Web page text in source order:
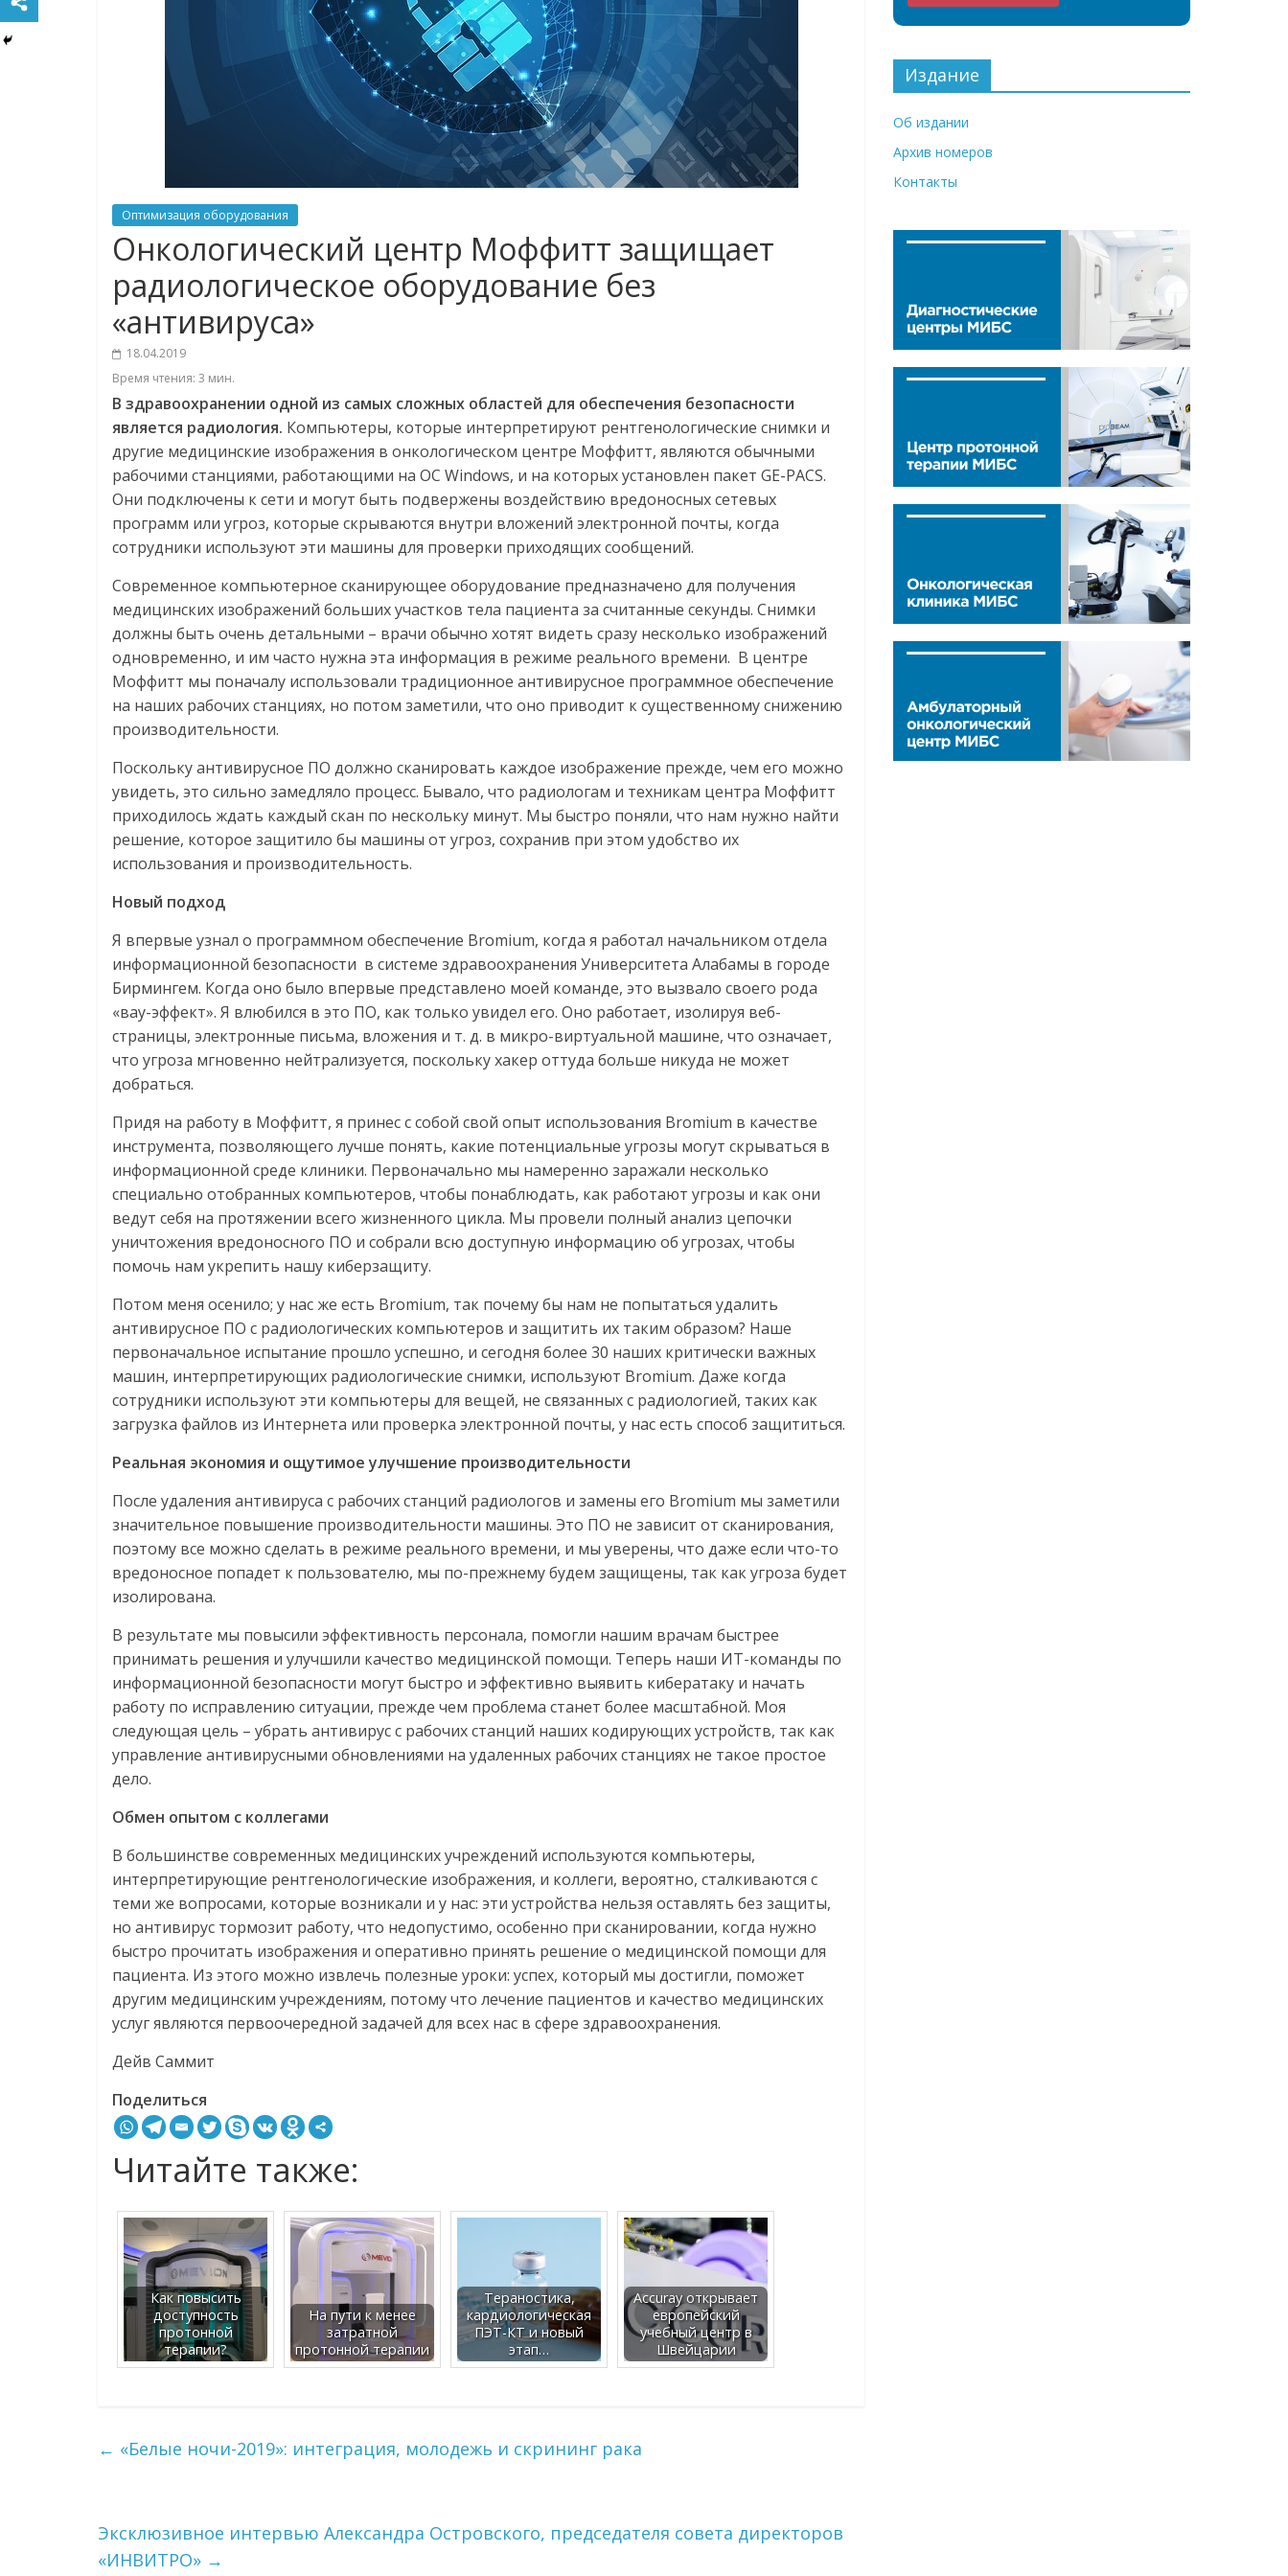
Оптимизация оборудования
Онкологический центр Моффитт защищает
радиологическое оборудование без
«антивируса»
18.04.2019
Время чтения: 3 мин.
В здравоохранении одной из самых сложных областей для обеспечения безопасности
является радиология. Компьютеры, которые интерпретируют рентгенологические снимки и
другие медицинские изображения в онкологическом центре Моффитт, являются обычными
рабочими станциями, работающими на ОС Windows, и на которых установлен пакет GE-PACS.
Они подключены к сети и могут быть подвержены воздействию вредоносных сетевых
программ или угроз, которые скрываются внутри вложений электронной почты, когда
сотрудники используют эти машины для проверки приходящих сообщений.
Современное компьютерное сканирующее оборудование предназначено для получения
медицинских изображений больших участков тела пациента за считанные секунды. Снимки
должны быть очень детальными – врачи обычно хотят видеть сразу несколько изображений
одновременно, и им часто нужна эта информация в режиме реального времени. В центре
Моффитт мы поначалу использовали традиционное антивирусное программное обеспечение
на наших рабочих станциях, но потом заметили, что оно приводит к существенному снижению
производительности.
Поскольку антивирусное ПО должно сканировать каждое изображение прежде, чем его можно
увидеть, это сильно замедляло процесс. Бывало, что радиологам и техникам центра Моффитт
приходилось ждать каждый скан по нескольку минут. Мы быстро поняли, что нам нужно найти
решение, которое защитило бы машины от угроз, сохранив при этом удобство их
использования и производительность.
Новый подход
Я впервые узнал о программном обеспечение Bromium, когда я работал начальником отдела
информационной безопасности в системе здравоохранения Университета Алабамы в городе
Бирмингем. Когда оно было впервые представлено моей команде, это вызвало своего рода
«вау-эффект». Я влюбился в это ПО, как только увидел его. Оно работает, изолируя веб-
страницы, электронные письма, вложения и т. д. в микро-виртуальной машине, что означает,
что угроза мгновенно нейтрализуется, поскольку хакер оттуда больше никуда не может
добраться.
Придя на работу в Моффитт, я принес с собой свой опыт использования Bromium в качестве
инструмента, позволяющего лучше понять, какие потенциальные угрозы могут скрываться в
информационной среде клиники. Первоначально мы намеренно заражали несколько
специально отобранных компьютеров, чтобы понаблюдать, как работают угрозы и как они
ведут себя на протяжении всего жизненного цикла. Мы провели полный анализ цепочки
уничтожения вредоносного ПО и собрали всю доступную информацию об угрозах, чтобы
помочь нам укрепить нашу киберзащиту.
Потом меня осенило; у нас же есть Bromium, так почему бы нам не попытаться удалить
антивирусное ПО с радиологических компьютеров и защитить их таким образом? Наше
первоначальное испытание прошло успешно, и сегодня более 30 наших критически важных
машин, интерпретирующих радиологические снимки, используют Bromium. Даже когда
сотрудники используют эти компьютеры для вещей, не связанных с радиологией, таких как
загрузка файлов из Интернета или проверка электронной почты, у нас есть способ защититься.
Реальная экономия и ощутимое улучшение производительности
После удаления антивируса с рабочих станций радиологов и замены его Bromium мы заметили
значительное повышение производительности машины. Это ПО не зависит от сканирования,
поэтому все можно сделать в режиме реального времени, и мы уверены, что даже если что-то
вредоносное попадет к пользователю, мы по-прежнему будем защищены, так как угроза будет
изолирована.
В результате мы повысили эффективность персонала, помогли нашим врачам быстрее
принимать решения и улучшили качество медицинской помощи. Теперь наши ИТ-команды по
информационной безопасности могут быстро и эффективно выявить кибератаку и начать
работу по исправлению ситуации, прежде чем проблема станет более масштабной. Моя
следующая цель – убрать антивирус с рабочих станций наших кодирующих устройств, так как
управление антивирусными обновлениями на удаленных рабочих станциях не такое простое
дело.
Обмен опытом с коллегами
В большинстве современных медицинских учреждений используются компьютеры,
интерпретирующие рентгенологические изображения, и коллеги, вероятно, сталкиваются с
теми же вопросами, которые возникали и у нас: эти устройства нельзя оставлять без защиты,
но антивирус тормозит работу, что недопустимо, особенно при сканировании, когда нужно
быстро прочитать изображения и оперативно принять решение о медицинской помощи для
пациента. Из этого можно извлечь полезные уроки: успех, который мы достигли, поможет
другим медицинским учреждениям, потому что лечение пациентов и качество медицинских
услуг являются первоочередной задачей для всех нас в сфере здравоохранения.
Дейв Саммит
Поделиться
Читайте также:
Как повысить
доступность
протонной
терапии?
На пути к менее
затратной
протонной терапии
Тераностика,
кардиологическая
ПЭТ-КТ и новый
этап…
Accuray открывает
европейский
учебный центр в
Швейцарии
← «Белые ночи-2019»: интеграция, молодежь и скрининг рака
Эксклюзивное интервью Александра Островского, председателя совета директоров
«ИНВИТРО» →
Издание
Об издании
Архив номеров
Контакты